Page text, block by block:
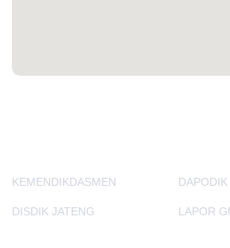
KEMENDIKDASMEN DAPODIK
DISDIK JATENG LAPOR